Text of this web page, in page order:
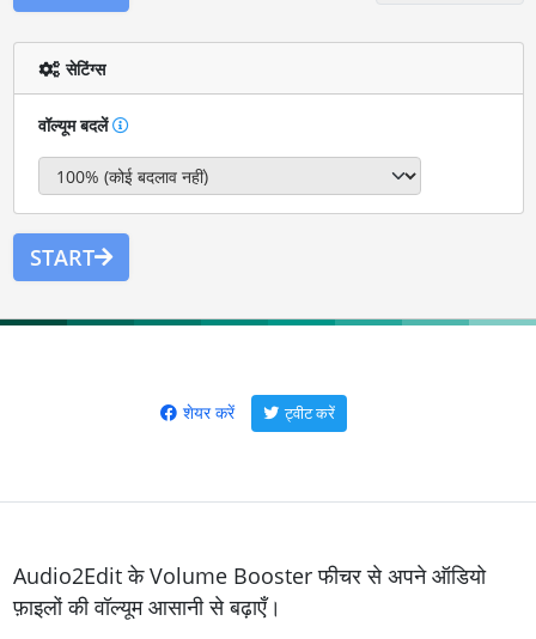
सेटिंग्स
वॉल्यूम बदलें
START
शेयर करें ट्वीट करें
Audio2Edit के Volume Booster फीचर से अपने ऑडियो
फ़ाइलों की वॉल्यूम आसानी से बढ़ाएँ।